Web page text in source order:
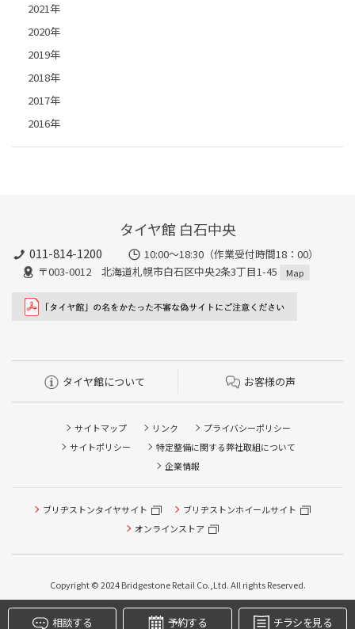
2021年
2020年
2019年
2018年
2017年
2016年
タイヤ館 白石中央
011-814-1200
10:00～18:30（作業受付時間18：00）
〒003-0012 北海道札幌市白石区中央2条3丁目1-45
Map
タイヤ館について お客様の声
サイトマップ リンク
プライバシーポリシー
サイトポリシー
特定整備に関する弊社取組について
企業情報
ブリヂストンタイヤサイト
ブリヂストンホイールサイト
オンラインストア
Copyright © 2024 Bridgestone Retail Co.,Ltd. All rights Reserved.
相談する 予約する チラシを見る
ピット作業の予約
クローク契約会員専用タイヤ履き替え※タイヤ履き替えを
方はご利用いただけません